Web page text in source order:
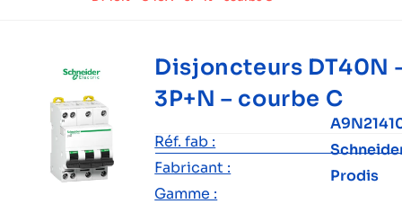
Disjoncteurs DT40N
3P+N – courbe C
Réf. fab :
Fabricant :
Gamme :
Prodis